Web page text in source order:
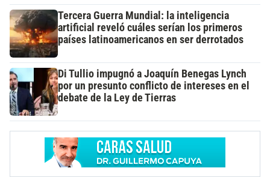
Tercera Guerra Mundial: la inteligencia
artificial reveló cuáles serían los primeros
países latinoamericanos en ser derrotados
Di Tullio impugnó a Joaquín Benegas Lynch
por un presunto conflicto de intereses en el
debate de la Ley de Tierras